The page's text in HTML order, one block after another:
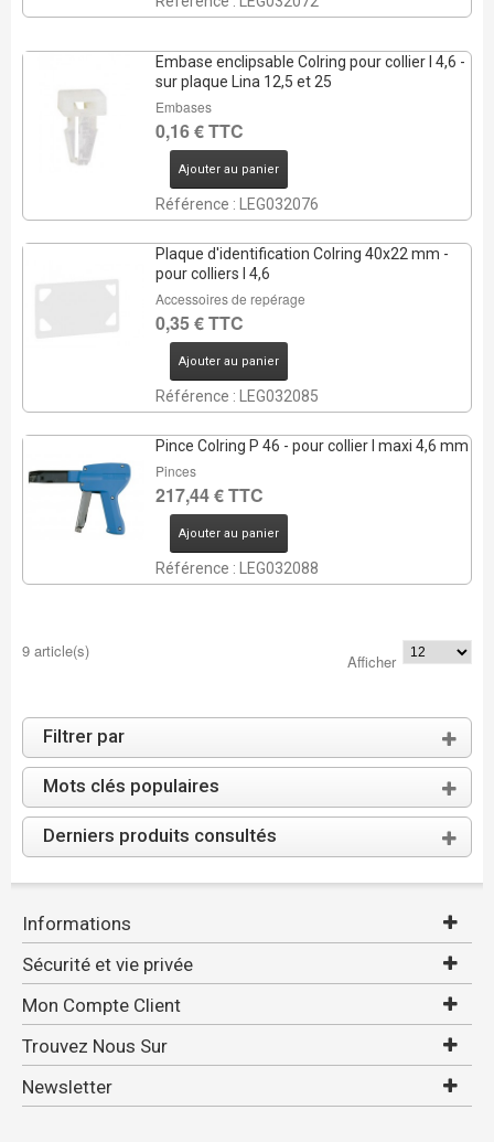
Embase enclipsable Colring pour collier l 4,6 -
sur plaque Lina 12,5 et 25
Embases
0,16 € TTC
Ajouter au panier
Référence : LEG032076
Plaque d'identification Colring 40x22 mm -
pour colliers l 4,6
Accessoires de repérage
0,35 € TTC
Ajouter au panier
Référence : LEG032085
Pince Colring P 46 - pour collier l maxi 4,6 mm
Pinces
217,44 € TTC
Ajouter au panier
Référence : LEG032088
9 article(s)
Afficher
Filtrer par
Mots clés populaires
Derniers produits consultés
Informations
Sécurité et vie privée
Mon Compte Client
Trouvez Nous Sur
Newsletter